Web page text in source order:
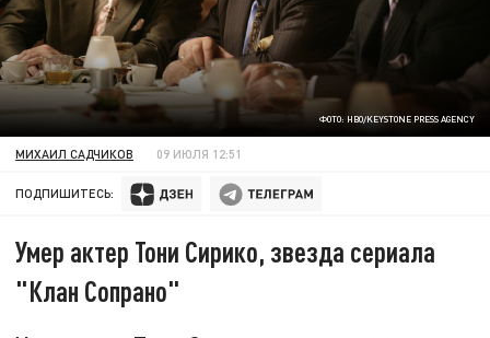
ФОТО: HBO/KEYSTONE PRESS AGENCY
МИХАИЛ САДЧИКОВ 09 ИЮЛЯ 12:51
ПОДПИШИТЕСЬ:
Умер актер Тони Сирико, звезда сериала
"Клан Сопрано"